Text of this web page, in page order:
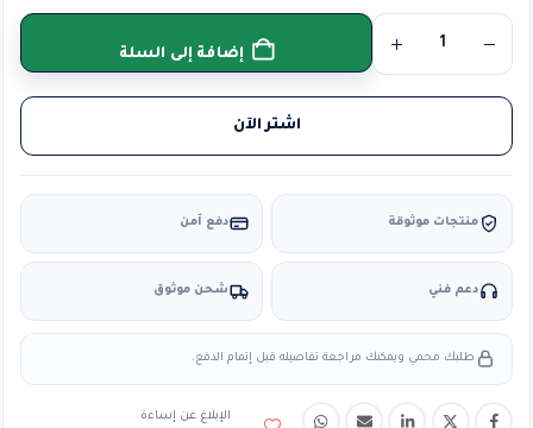
إضافة إلى السلة
اشتر الآن
منتجات موثوقة دفع آمن
دعم فني شحن موثوق
طلبك محمي ويمكنك مراجعة تفاصيله قبل إتمام الدفع.
الإبلاغ عن إساءة